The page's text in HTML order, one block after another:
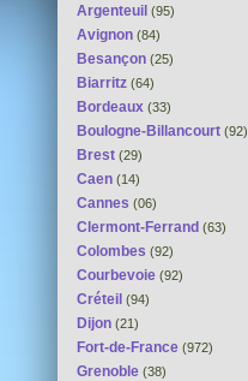
Argenteuil (95)
Avignon (84)
Besançon (25)
Biarritz (64)
Bordeaux (33)
Boulogne-Billancourt (92)
Brest (29)
Caen (14)
Cannes (06)
Clermont-Ferrand (63)
Colombes (92)
Courbevoie (92)
Créteil (94)
Dijon (21)
Fort-de-France (972)
Grenoble (38)